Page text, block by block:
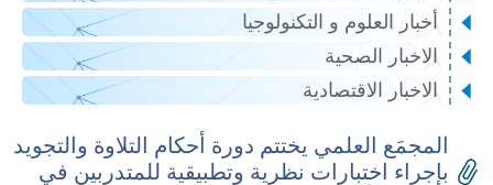
أخبار العلوم و التكنولوجيا
الاخبار الصحية
الاخبار الاقتصادية
المجمَع العلمي يختتم دورة أحكام التلاوة والتجويد
بإجراء اختبارات نظرية وتطبيقية للمتدربين في